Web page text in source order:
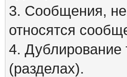
3. Сообщения,
относятся
4. Дублирование
(разделах).